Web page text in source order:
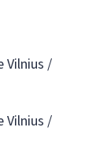
Vilnius /
Vilnius /